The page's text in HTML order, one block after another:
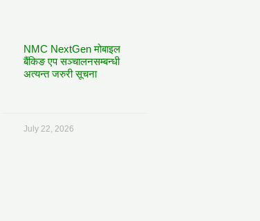
NMC NextGen मोबाइल
बैंकिङ एप सञ्चालनसम्बन्धी
अत्यन्त जरुरी सूचना
July 22, 2026